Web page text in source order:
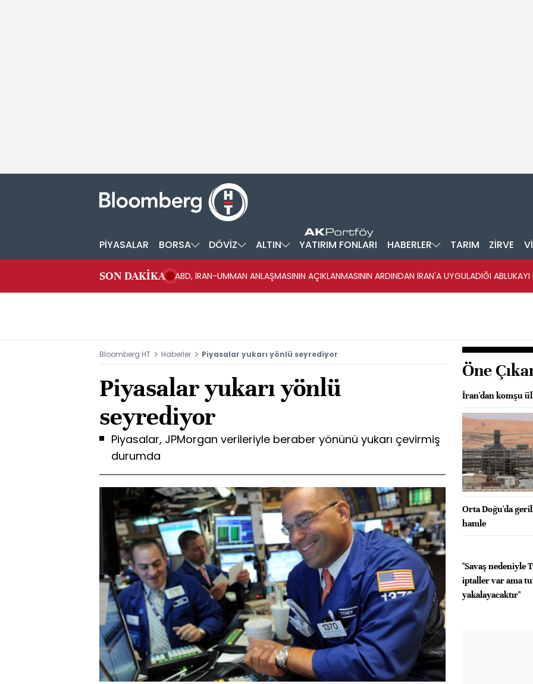
PİYASALAR BORSA DÖVİZ ALTIN YATIRIM FONLARI HABERLER TARIM ZİRVE
SON DAKİKA ABD, İRAN-UMMAN ANLAŞMASININ AÇIKLANMASININ ARDINDAN İRAN'A UYGULADIĞI ABLUKAYI
Bloomberg HT Haberler Piyasalar yukarı yönlü seyrediyor
Piyasalar yukarı yönlü
seyrediyor
Piyasalar, JPMorgan verileriyle beraber yönünü yukarı çevirmiş
durumda
Öne
İran'dan komşu
Orta Doğu'da
hamle
"Savaş nedeniyle
iptaller var ama
yakalayacaktır"